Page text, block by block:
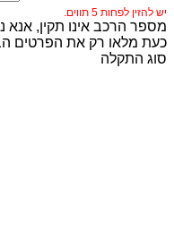
יש להזין לפחות 5 תווים.
מספר הרכב אינו תקין, אנא
כעת מלאו רק את הפרטים
סוג התקלה